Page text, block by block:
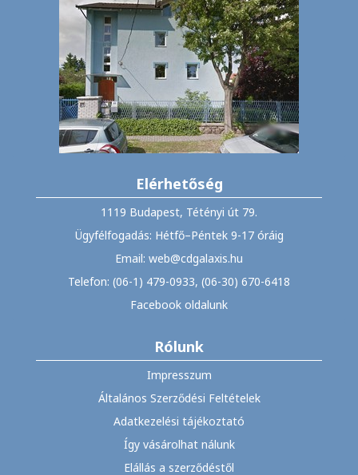
Elérhetőség
1119 Budapest, Tétényi út 79.
Ügyfélfogadás: Hétfő–Péntek 9-17 óráig
Email: web@cdgalaxis.hu
Telefon: (06-1) 479-0933, (06-30) 670-6418
Facebook oldalunk
Rólunk
Impresszum
Általános Szerződési Feltételek
Adatkezelési tájékoztató
Így vásárolhat nálunk
Elállás a szerződéstől